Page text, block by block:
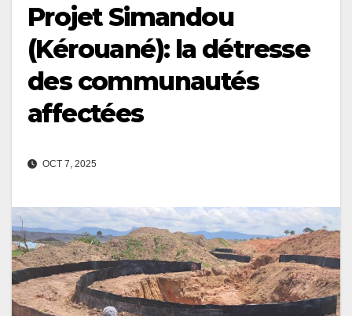
Projet Simandou
(Kérouané): la détresse
des communautés
affectées
OCT 7, 2025